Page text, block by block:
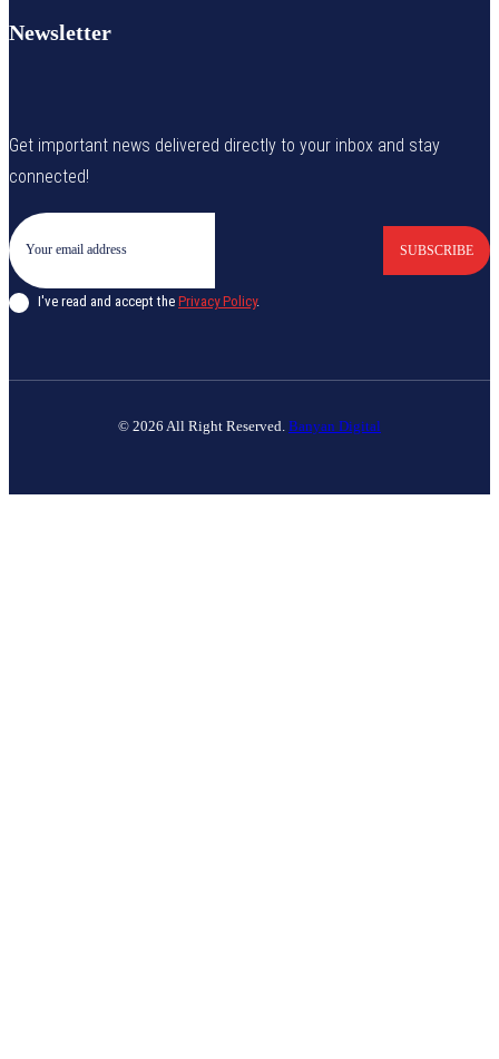
Newsletter
Get important news delivered directly to your inbox and stay
connected!
SUBSCRIBE
I've read and accept the Privacy Policy.
© 2026 All Right Reserved. Banyan Digital